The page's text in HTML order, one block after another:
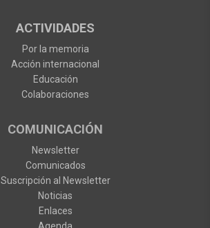
ACTIVIDADES
Por la memoria
Acción internacional
Educación
Colaboraciones
COMUNICACIÓN
Newsletter
Comunicados
Suscripción al Newsletter
Noticias
Enlaces